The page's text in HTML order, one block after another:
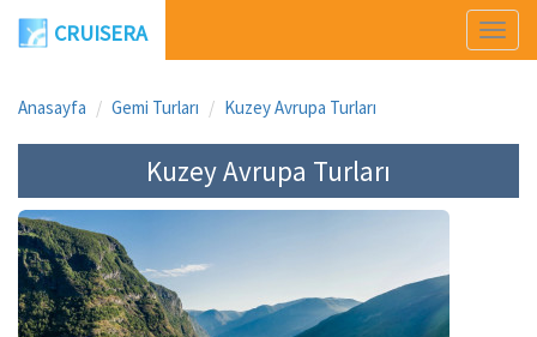
Aç
CRUISERA
Anasayfa Gemi Turları Kuzey Avrupa Turları
Kuzey Avrupa Turları